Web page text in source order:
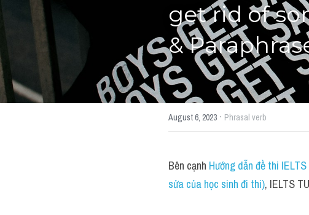
get rid of
&
August 6, 2023 · Phrasal verb
Bên cạnh Hướng dẫn đề thi
sửa của học sinh đi thi), IELTS